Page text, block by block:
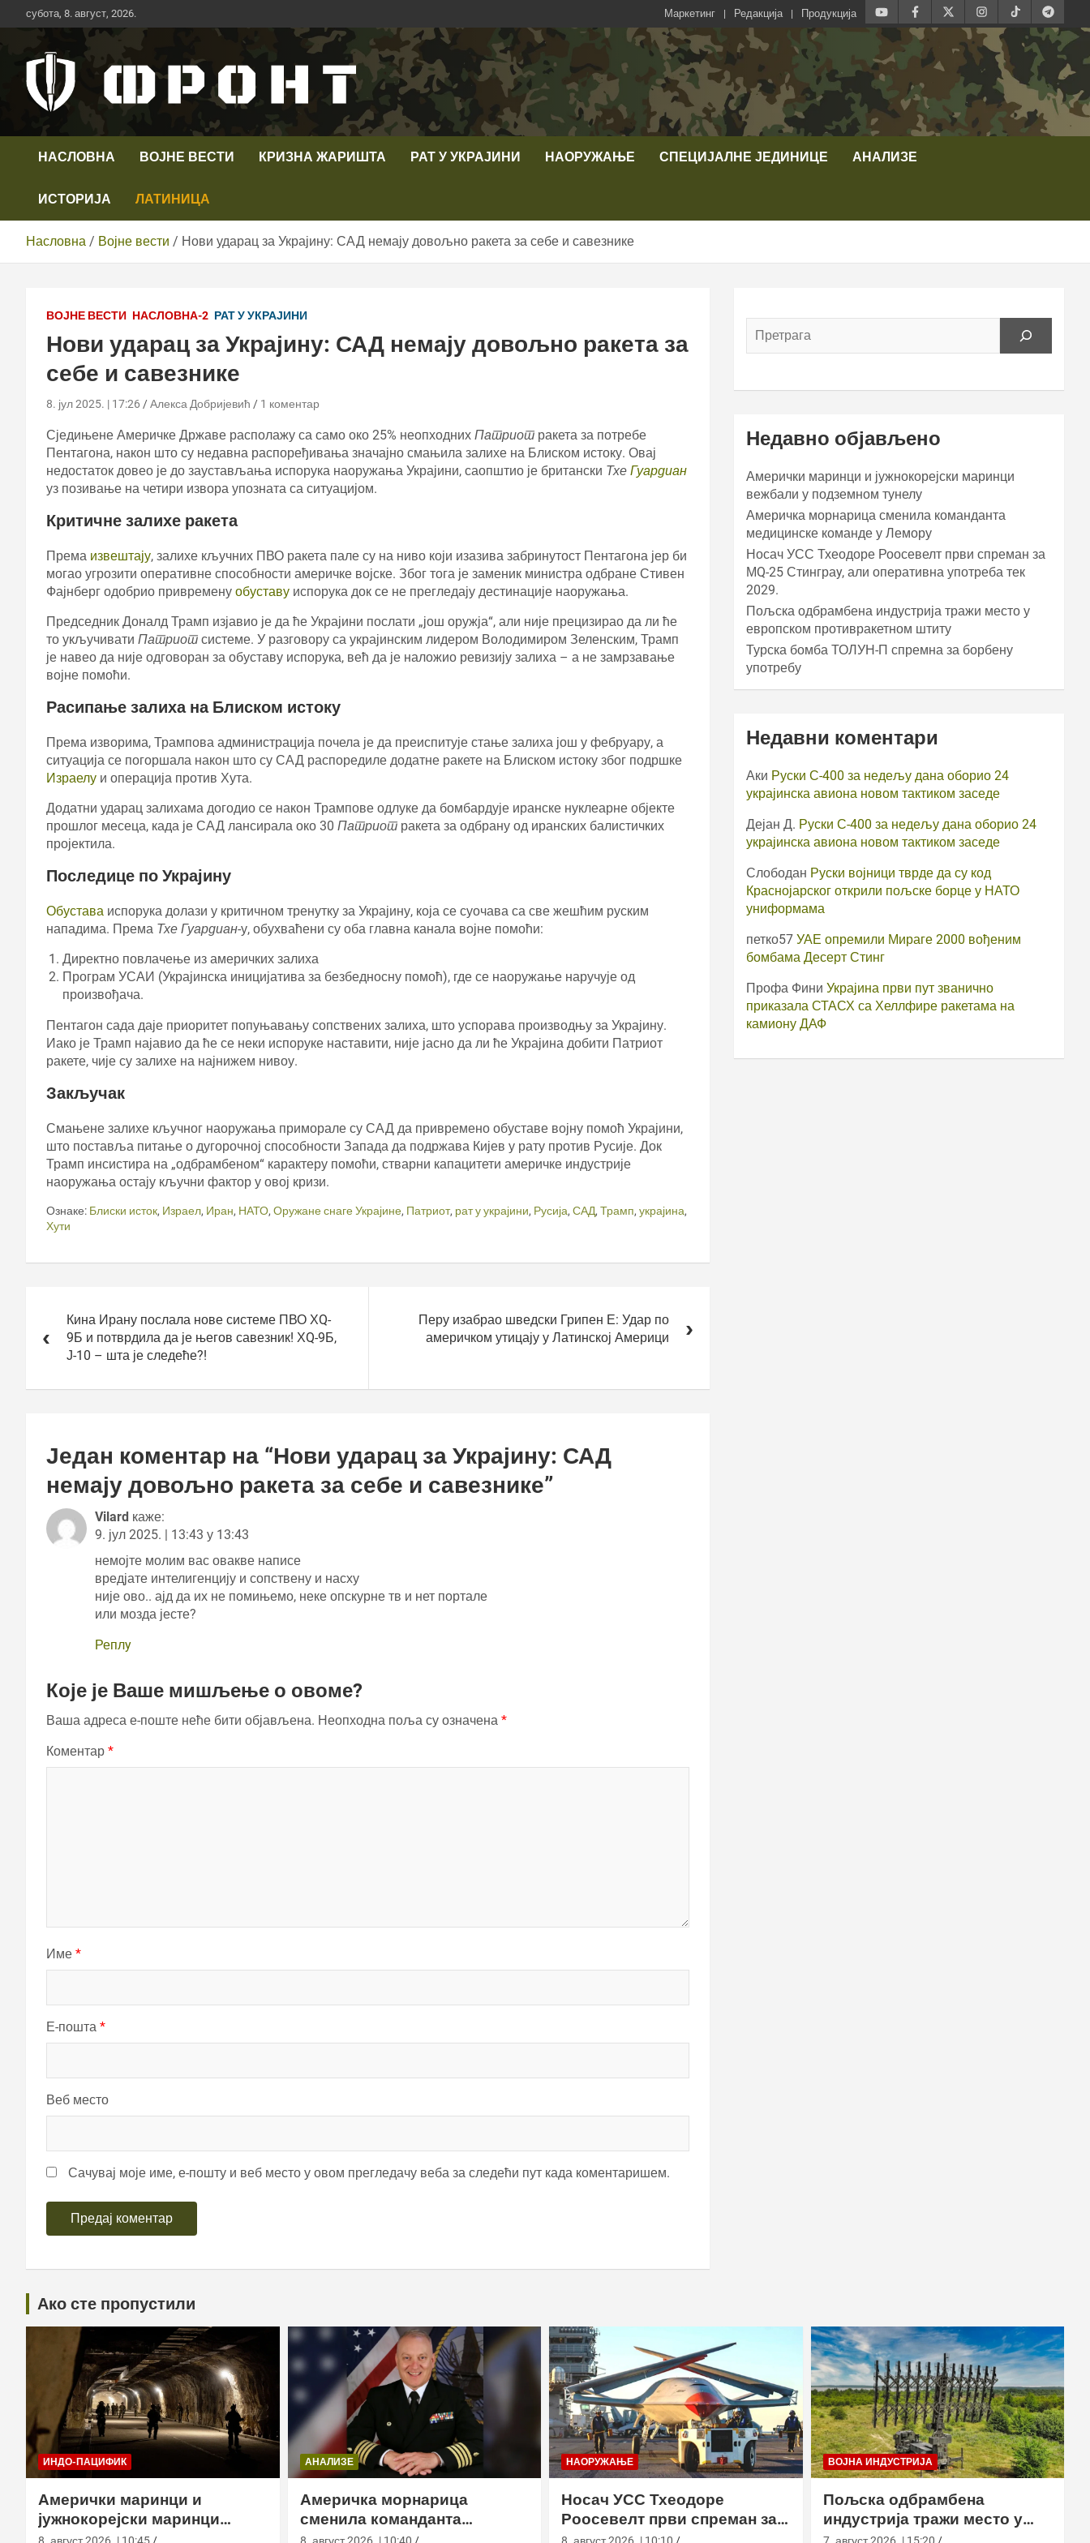
Скип
то
субота, 8. август, 2026. Маркетинг Редакција Продукција
Телевизија ФРОНТ
НАСЛОВНА ВОЈНЕ ВЕСТИ КРИЗНА ЖАРИШТА РАТ У УКРАЈИНИ НАОРУЖАЊЕ СПЕЦИЈАЛНЕ ЈЕДИНИЦЕ АНАЛИЗЕ
ИСТОРИЈА ЛАТИНИЦА
Насловна Војне вести Нови ударац за Украјину: САД немају довољно ракета за себе и савезнике
ВОЈНЕ ВЕСТИ НАСЛОВНА-2 РАТ У УКРАЈИНИ
Нови ударац за Украјину: САД немају довољно ракета за
себе и савезнике
8. јул 2025. | 17:26 Алекса Добријевић 1 коментар
Сједињене Америчке Државе располажу са само око 25% неопходних Патриот ракета за потребе
Пентагона, након што су недавна распоређивања значајно смањила залихе на Блиском истоку. Овај
недостаток довео је до заустављања испорука наоружања Украјини, саопштио је британски Тхе Гуардиан
уз позивање на четири извора упозната са ситуацијом.
Критичне залихе ракета
Према извештају, залихе кључних ПВО ракета пале су на ниво који изазива забринутост Пентагона јер би
могао угрозити оперативне способности америчке војске. Због тога је заменик министра одбране Стивен
Фајнберг одобрио привремену обуставу испорука док се не прегледају дестинације наоружања.
Председник Доналд Трамп изјавио је да ће Украјини послати „још оружја“, али није прецизирао да ли ће
то укључивати Патриот системе. У разговору са украјинским лидером Володимиром Зеленским, Трамп
је навео да није одговоран за обуставу испорука, већ да је наложио ревизију залиха – а не замрзавање
војне помоћи.
Расипање залиха на Блиском истоку
Према изворима, Трампова администрација почела је да преиспитује стање залиха још у фебруару, а
ситуација се погоршала након што су САД распоредиле додатне ракете на Блиском истоку због подршке
Израелу и операција против Хута.
Додатни ударац залихама догодио се након Трампове одлуке да бомбардује иранске нуклеарне објекте
прошлог месеца, када је САД лансирала око 30 Патриот ракета за одбрану од иранских балистичких
пројектила.
Последице по Украјину
Обустава испорука долази у критичном тренутку за Украјину, која се суочава са све жешћим руским
нападима. Према Тхе Гуардиан-у, обухваћени су оба главна канала војне помоћи:
Директно повлачење из америчких залиха
Програм УСАИ (Украјинска иницијатива за безбедносну помоћ), где се наоружање наручује од
произвођача.
Пентагон сада даје приоритет попуњавању сопствених залиха, што успорава производњу за Украјину.
Иако је Трамп најавио да ће се неки испоруке наставити, није јасно да ли ће Украјина добити Патриот
ракете, чије су залихе на најнижем нивоу.
Закључак
Смањене залихе кључног наоружања приморале су САД да привремено обуставе војну помоћ Украјини,
што поставља питање о дугорочној способности Запада да подржава Кијев у рату против Русије. Док
Трамп инсистира на „одбрамбеном“ карактеру помоћи, стварни капацитети америчке индустрије
наоружања остају кључни фактор у овој кризи.
Ознаке: Блиски исток, Израел, Иран, НАТО, Оружане снаге Украјине, Патриот, рат у украјини, Русија, САД, Трамп, украјина,
Хути
чланкаКина Ирану послала нове системе ПВО ХQ-
9Б и потврдила да је његов савезник! ХQ-9Б,
Ј-10 – шта је следеће?!
Перу изабрао шведски Грипен Е: Удар по
америчком утицају у Латинској Америци
Један коментар на “Нови ударац за Украјину: САД
немају довољно ракета за себе и савезнике”
Vilard каже:
9. јул 2025. | 13:43 у 13:43
немојте молим вас овакве написе
вредјате интелигенцију и сопствену и насху
није ово.. ајд да их не помињемо, неке опскурне тв и нет портале
или мозда јесте?
Реплy
Које је Ваше мишљење о овоме?
Ваша адреса е-поште неће бити објављена. Неопходна поља су означена *
Коментар *
Име *
Е-пошта *
Веб место
Сачувај моје име, е-пошту и веб место у овом прегледачу веба за следећи пут када коментаришем.
Недавно објављено
Амерички маринци и јужнокорејски маринци
вежбали у подземном тунелу
Америчка морнарица сменила команданта
медицинске команде у Лемору
Носач УСС Тхеодоре Роосевелт први спреман за
МQ-25 Стинграy, али оперативна употреба тек
2029.
Пољска одбрамбена индустрија тражи место у
европском противракетном штиту
Турска бомба ТОЛУН-П спремна за борбену
употребу
Недавни коментари
Аки Руски С-400 за недељу дана оборио 24
украјинска авиона новом тактиком заседе
Дејан Д. Руски С-400 за недељу дана оборио 24
украјинска авиона новом тактиком заседе
Слободан Руски војници тврде да су код
Краснојарског открили пољске борце у НАТО
униформама
петко57 УАЕ опремили Мираге 2000 вођеним
бомбама Десерт Стинг
Профа Фини Украјина први пут званично
приказала СТАСХ са Хеллфире ракетама на
камиону ДАФ
Ако сте пропустили
ИНДО-ПАЦИФИК
Амерички маринци и
јужнокорејски маринци
вежбали у подземном тунелу
АНАЛИЗЕ
Америчка морнарица
сменила команданта
медицинске команде у
НАОРУЖАЊЕ
Носач УСС Тхеодоре
Роосевелт први спреман за
МQ-25 Стинграy, али
ВОЈНА ИНДУСТРИЈА
Пољска одбрамбена
индустрија тражи место у
европском противракетном